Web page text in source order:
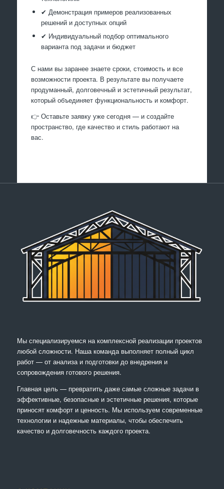
✔ Демонстрация примеров реализованных
решений и доступных опций
✔ Индивидуальный подбор оптимального
варианта под задачи и бюджет
С нами вы заранее знаете сроки, стоимость и все
возможности проекта. В результате вы получаете
продуманный, долговечный и эстетичный результат,
который объединяет функциональность и комфорт.
👉 Оставьте заявку уже сегодня — и создайте
пространство, где качество и стиль работают на
вас.
Мы специализируемся на комплексной реализации проектов
любой сложности. Наша команда выполняет полный цикл
работ — от анализа и подготовки до внедрения и
сопровождения готового решения.
Главная цель — превратить даже самые сложные задачи в
эффективные, безопасные и эстетичные решения, которые
приносят комфорт и ценность. Мы используем современные
технологии и надежные материалы, чтобы обеспечить
качество и долговечность каждого проекта.